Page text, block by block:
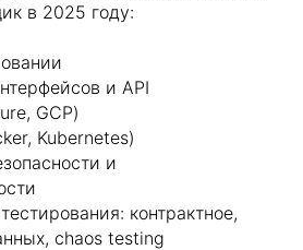
в 2025 году:
и API
GCP)
Kubernetes)
и
контрактное,
chaos testing